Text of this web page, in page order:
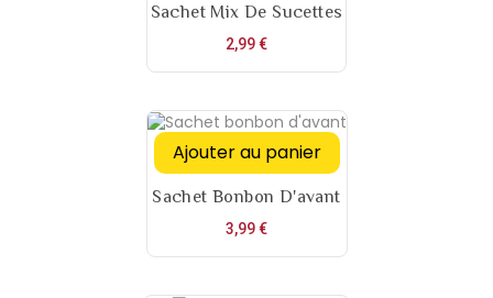
Sachet Mix De Sucettes
2,99 €Prix
Ajouter au panier
Sachet Bonbon D'avant
3,99 €Prix